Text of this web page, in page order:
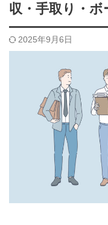
収・手取り・ボ
2025年9月6日